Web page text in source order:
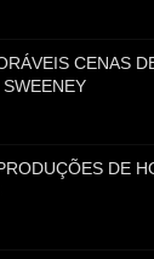
CENAS
DE